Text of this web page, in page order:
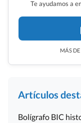
Te ayudamos a
MÁS
Artículos
Bolígrafo BIC